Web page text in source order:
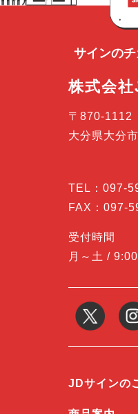
サインの
株式会
〒870-1112
大分県大分
TEL： 097-
FAX：097-
受付時間
月～土 /
JDサインの